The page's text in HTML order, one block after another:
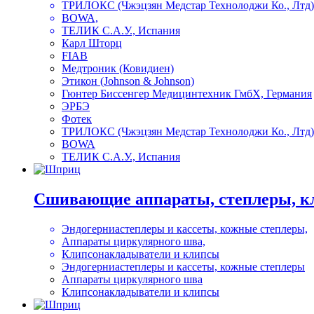
ТРИЛОКС (Чжэцзян Медстар Технолоджи Ко.,
BOWA,
ТЕЛИК С.А.У., Испания
Карл Шторц
FIAB
Медтроник (Ковидиен)
Этикон (Johnson & Johnson)
Гюнтер Биссенгер Медицинтехник ГмбХ, Германия
ЭРБЭ
Фотек
ТРИЛОКС (Чжэцзян Медстар Технолоджи Ко., Лтд)
BOWA
ТЕЛИК С.А.У., Испания
Сшивающие аппараты, степлеры,
Эндогерниастеплеры и кассеты, кожные степлеры,
Аппараты циркулярного шва,
Клипсонакладыватели и клипсы
Эндогерниастеплеры и кассеты, кожные степлеры
Аппараты циркулярного шва
Клипсонакладыватели и клипсы